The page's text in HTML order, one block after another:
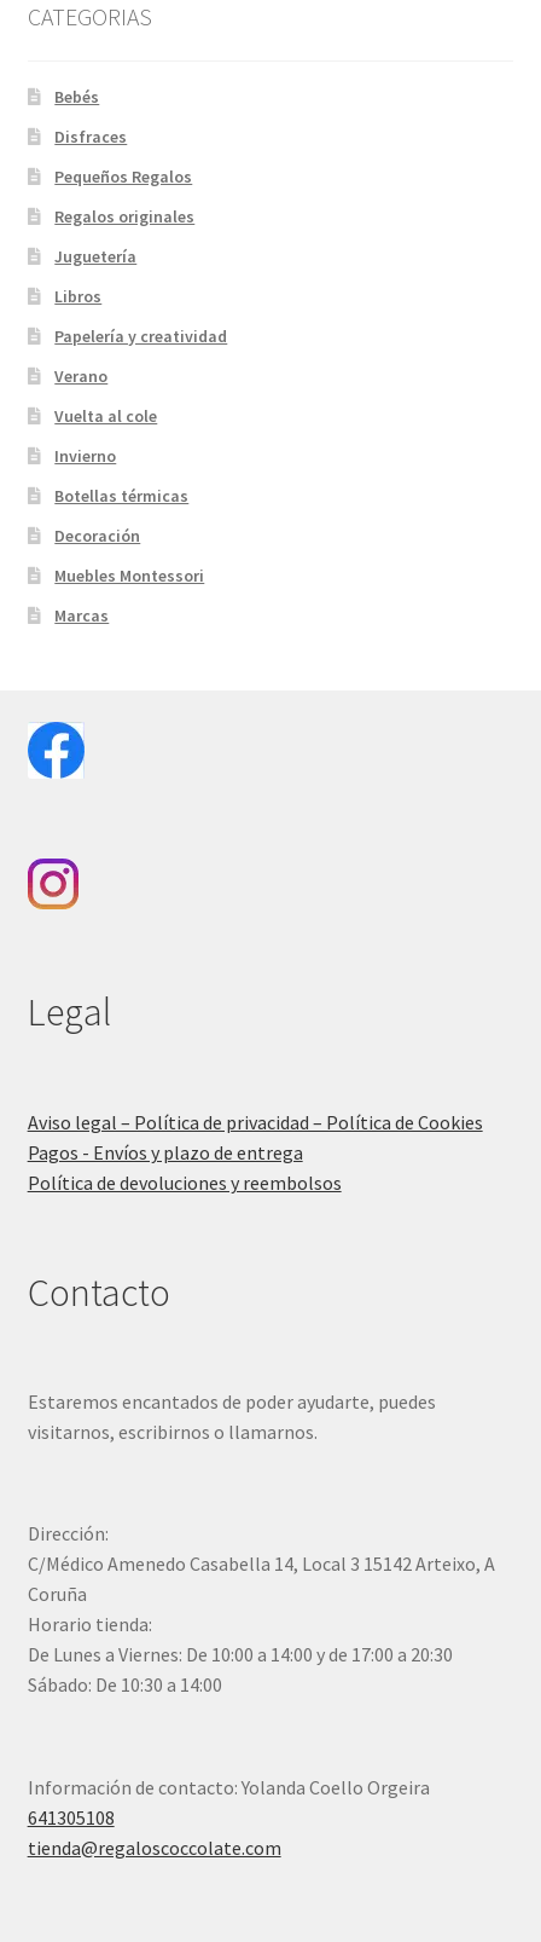
CATEGORIAS
Bebés
Disfraces
Pequeños Regalos
Regalos originales
Juguetería
Libros
Papelería y creatividad
Verano
Vuelta al cole
Invierno
Botellas térmicas
Decoración
Muebles Montessori
Marcas
Legal
Aviso legal – Política de privacidad – Política de Cookies
Pagos - Envíos y plazo de entrega
Política de devoluciones y reembolsos
Contacto
Estaremos encantados de poder ayudarte, puedes
visitarnos, escribirnos o llamarnos.
Dirección:
C/Médico Amenedo Casabella 14, Local 3 15142 Arteixo, A
Coruña
Horario tienda:
De Lunes a Viernes: De 10:00 a 14:00 y de 17:00 a 20:30
Sábado: De 10:30 a 14:00
Información de contacto: Yolanda Coello Orgeira
641305108
tienda@regaloscoccolate.com